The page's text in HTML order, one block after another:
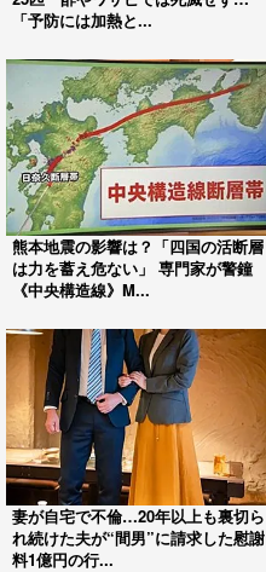
「予防には加熱と...
熊本地震の影響は？「四国の活断層
は力を蓄え危ない」 専門家が警鐘
《中央構造線》M...
妻が自宅で不倫…20年以上も裏切ら
れ続けた夫が“間男”に請求した慰謝
料1億円の行...